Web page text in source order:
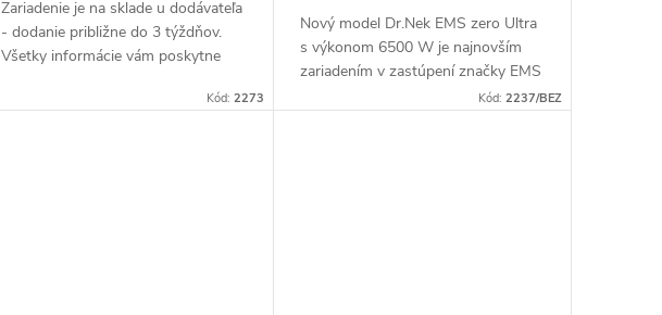
Zariadenie je na sklade u dodávateľa
- dodanie približne do 3 týždňov.
Všetky informácie vám poskytne
čísle +420 604 330 073.Trápia vás...
Kód: 2273
Nový model Dr.Nek EMS zero Ultra
s výkonom 6500 W je najnovším
zariadením v zastúpení značky EMS
zero na českom a európskom trhu.
Kód: 2237/BEZ